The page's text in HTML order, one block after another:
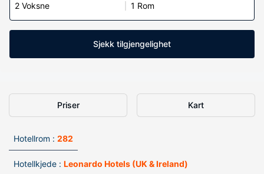
2 Voksne 1 Rom
Sjekk tilgjengelighet
Priser Kart
Hotellrom : 282
Hotellkjede : Leonardo Hotels (UK & Ireland)